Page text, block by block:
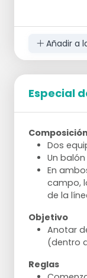
Zancadas
Posición
flexiona
Tu
Sube.
Coloca
girada
derecho.
Flexiona
Coloca
Regresa
Coloca
flexiona
suelo.
Añadir a
Especial
Dos
Un
En
campo,
de la
Objetivo
Anotar
(dentro
Reglas